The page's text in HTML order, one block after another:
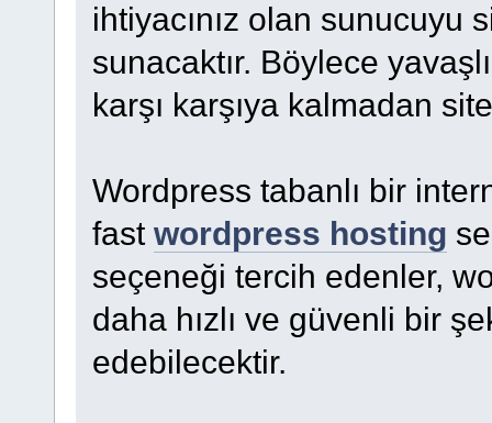
ihtiyacınız olan sunucuyu
sunacaktır. Böylece
karşı karşıya kalmadan
Wordpress tabanlı bir
fast wordpress hosting
seçeneği tercih edenler,
daha hızlı ve güvenli bir
edebilecektir.